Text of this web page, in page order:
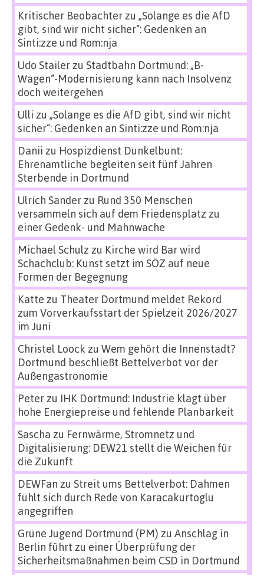
Kritischer Beobachterzu „Solange es die AfD
gibt, sind wir nicht sicher“: Gedenken an
Sinti:zze und Rom:nja
Udo Stailerzu Stadtbahn Dortmund: „B-
Wagen“-Modernisierung kann nach Insolvenz
doch weitergehen
Ulli zu „Solange es die AfD gibt, sind wir nicht
sicher“: Gedenken an Sinti:zze und Rom:nja
Danii zu Hospizdienst Dunkelbunt:
Ehrenamtliche begleiten seit fünf Jahren
Sterbende in Dortmund
Ulrich Sanderzu Rund 350 Menschen
versammeln sich auf dem Friedensplatz zu
einer Gedenk- und Mahnwache
Michael Schulz zu Kirche wird Bar wird
Schachclub: Kunst setzt im SÖZ auf neue
Formen der Begegnung
Katte zu Theater Dortmund meldet Rekord
zum Vorverkaufsstart der Spielzeit 2026/2027
im Juni
Christel Loock zu Wem gehört die Innenstadt?
Dortmund beschließt Bettelverbot vor der
Außengastronomie
Peterzu IHK Dortmund: Industrie klagt über
hohe Energiepreise und fehlende Planbarkeit
Sascha zu Fernwärme, Stromnetz und
Digitalisierung: DEW21 stellt die Weichen für
die Zukunft
DEWFan zu Streit ums Bettelverbot: Dahmen
fühlt sich durch Rede von Karacakurtoglu
angegriffen
Grüne Jugend Dortmund (PM) zu Anschlag in
Berlin führt zu einer Überprüfung der
Sicherheitsmaßnahmen beim CSD in Dortmund